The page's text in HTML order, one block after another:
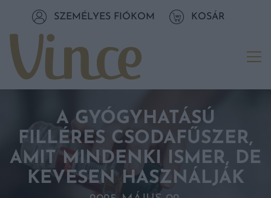
Tovább a tartalomhozSZEMÉLYES FIÓKOM KOSÁR
A GYÓGYHATÁSÚ
FILLÉRES CSODAFŰSZER,
AMIT MINDENKI ISMER, DE
KEVESEN HASZNÁLJÁK